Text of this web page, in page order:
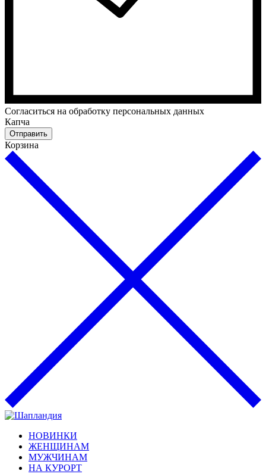
Cогласиться на обработку персональных данных
Капча
Отправить
Корзина
НОВИНКИ
ЖЕНЩИНАМ
МУЖЧИНАМ
НА КУРОРТ